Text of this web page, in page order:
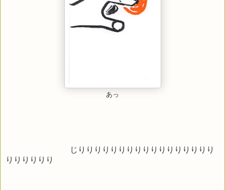
あっ
じりりりりりりりりりりりりりりりりり
りりりりりり